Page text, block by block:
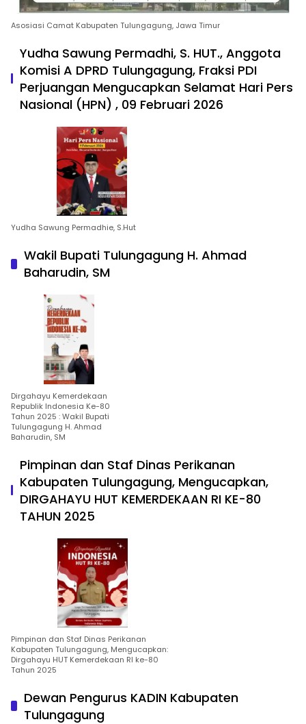
Asosiasi Camat Kabupaten Tulungagung, Jawa Timur
Yudha Sawung Permadhi, S. HUT., Anggota
Komisi A DPRD Tulungagung, Fraksi PDI
Perjuangan Mengucapkan Selamat Hari Pers
Nasional (HPN) , 09 Februari 2026
Yudha Sawung Permadhie, S.Hut
Wakil Bupati Tulungagung H. Ahmad
Baharudin, SM
Dirgahayu Kemerdekaan
Republik Indonesia Ke-80
Tahun 2025 : Wakil Bupati
Tulungagung H. Ahmad
Baharudin, SM
Pimpinan dan Staf Dinas Perikanan
Kabupaten Tulungagung, Mengucapkan,
DIRGAHAYU HUT KEMERDEKAAN RI KE-80
TAHUN 2025
Pimpinan dan Staf Dinas Perikanan
Kabupaten Tulungagung, Mengucapkan:
Dirgahayu HUT Kemerdekaan RI ke-80
Tahun 2025
Dewan Pengurus KADIN Kabupaten
Tulungagung